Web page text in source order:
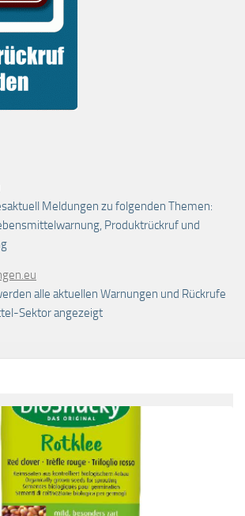
Meldungen zu folgenden Themen:
Produktrückruf und
alle aktuellen Warnungen und Rückrufe
Sektor angezeigt